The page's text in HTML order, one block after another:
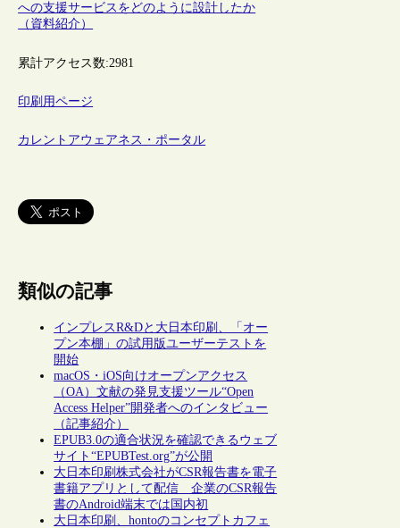
への支援サービスをどのように設計したか
（資料紹介）
累計アクセス数:2981
印刷用ページ
カレントアウェアネス・ポータル
類似の記事
インプレスR&Dと大日本印刷、「オー
プン本棚」の試用版ユーザーテストを
開始
macOS・iOS向けオープンアクセス
（OA）文献の発見支援ツール“Open
Access Helper”開発者へのインタビュー
（記事紹介）
EPUB3.0の適合状況を確認できるウェブ
サイト“EPUBTest.org”が公開
大日本印刷株式会社がCSR報告書を電子
書籍アプリとして配信 企業のCSR報告
書のAndroid端末では国内初
大日本印刷、hontoのコンセプトカフェ